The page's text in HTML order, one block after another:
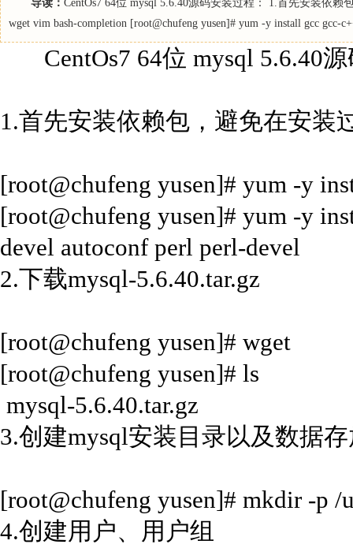
导读： CentOs7 64位 mysql 5.6.40源码安装过程： 1.首先安装依
wget vim bash-completion [root@chufeng yusen]# yum -y install gcc gcc-
CentOs7 64位 mysql 5.6.40源
1.首先安装依赖包，避免在安装
[root@chufeng yusen]# yum -y
[root@chufeng yusen]# yum -y
devel autoconf perl perl-devel
2.下载mysql-5.6.40.tar.gz
[root@chufeng yusen]# wget
[root@chufeng yusen]# ls
mysql-5.6.40.tar.gz
3.创建mysql安装目录以及数据
[root@chufeng yusen]# mkdir -p /
4.创建用户、用户组